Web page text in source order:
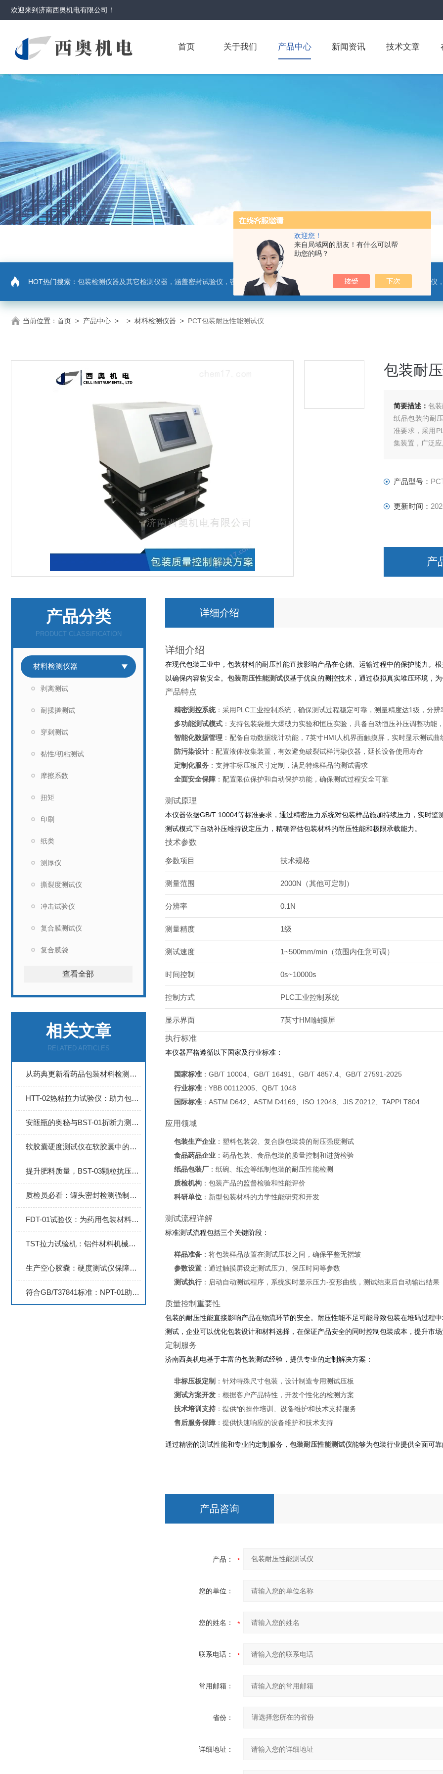
欢迎您！
来自局域网的朋友！有什么可以帮
助您的吗？
欢迎来到济南西奥机电有限公司 ！
首页 关于我们 产品中心 新闻资讯 技术文章
HOT热门搜索： 包装检测仪器及其它检测仪器，涵盖密封试验仪，密封与泄漏强度测试仪，拉力机，抗压机，热封试验仪，摩擦系数仪，剥离力测试仪，医药包装检测仪，冲击试验仪，安瓿瓶折断力测试仪，垂直度偏差测试仪，扭矩仪，手提袋疲劳度
当前位置： 首页 > 产品中心 > > 材料检测仪器 > PCT包装耐压性能测试仪
包装耐
简要描述：包
纸品包装的耐
准要求，采用
集装置，广泛
产品型号：
更新时间：
产
产品分类
PRODUCT CLASSIFICATION
材料检测仪器
剥离测试
耐揉搓测试
穿刺测试
黏性/初粘测试
摩擦系数
扭矩
印刷
纸类
测厚仪
撕裂度测试仪
冲击试验仪
复合膜测试仪
复合膜袋
查看全部
相关文章
RELATED ARTICLES
从药典更新看药品包装材料检测仪器的升级路径
HTT-02热粘拉力试验仪：助力包装行业效率升级
安瓿瓶的奥秘与BST-01折断力测试仪
软胶囊硬度测试仪在软胶囊中的应用：优缺点分析
提升肥料质量，BST-03颗粒抗压测试设备助力农业可持续发展
质检员必看：罐头密封检测强制新规如何应对？
FDT-01试验仪：为药用包装材料提供全面的耐冲击性测试方案
TST拉力试验机：铝件材料机械性能测试的工具
生产空心胶囊：硬度测试仪保障质量
符合GB/T37841标准：NPT-01助力药包材穿刺力精准测试
详细介绍
详细介绍
在现代包装工业中，包装材料的耐压性能直接影响产品在仓储、运输过程中的保护能力。
以确保内容物安全。 包装耐压性能测试仪基于优良的测控技术，通过模拟真实堆压环境，
产品特点
精密测控系统：采用PLC工业控制系统，确保测试过程稳定可靠，测量精度达1级，分
多功能测试模式 ：支持包装袋最大爆破力实验和恒压实验，具备自动恒压补压调整功能
智能化数据管理 ：配备自动数据统计功能，7英寸HMI人机界面触摸屏，实时显示测试曲
防污染设计 ：配置液体收集装置，有效避免破裂试样污染仪器，延长设备使用寿命
定制化服务 ：支持非标压板尺寸定制，满足特殊样品的测试需求
全面安全保障 ：配置限位保护和自动保护功能，确保测试过程安全可靠
测试原理
本仪器依据GB/T 10004等标准要求，通过精密压力系统对包装样品施加持续压力，实时
测试模式下自动补压维持设定压力，精确评估包装材料的耐压性能和极限承载能力。
技术参数
参数项目 技术规格
测量范围 2000N（其他可定制）
分辨率 0.1N
测量精度 1级
测试速度 1~500mm/min（范围内任意可调）
时间控制 0s~10000s
控制方式 PLC工业控制系统
显示界面 7英寸HMI触摸屏
执行标准
本仪器严格遵循以下国家及行业标准：
国家标准 ：GB/T 10004、GB/T 16491、GB/T 4857.4、GB/T 27591-2025
行业标准 ：YBB 00112005、QB/T 1048
国际标准 ：ASTM D642、ASTM D4169、ISO 12048、JIS Z0212、TAPPI T804
应用领域
包装生产企业 ：塑料包装袋、复合膜包装袋的耐压强度测试
食品药品企业 ：药品包装、食品包装的质量控制和进货检验
纸品包装厂 ：纸碗、纸盒等纸制包装的耐压性能检测
质检机构 ：包装产品的监督检验和性能评价
科研单位 ：新型包装材料的力学性能研究和开发
测试流程详解
标准测试流程包括三个关键阶段：
样品准备 ：将包装样品放置在测试压板之间，确保平整无褶皱
参数设置 ：通过触摸屏设定测试压力、保压时间等参数
测试执行 ：启动自动测试程序，系统实时显示压力-变形曲线，测试结束后自动输出结果
质量控制重要性
包装的耐压性能直接影响产品在物流环节的安全。耐压性能不足可能导致包装在堆码过程
测试，企业可以优化包装设计和材料选择，在保证产品安全的同时控制包装成本，提升市
定制服务
济南西奥机电基于丰富的包装测试经验，提供专业的定制解决方案：
非标压板定制 ：针对特殊尺寸包装，设计制造专用测试压板
测试方案开发 ：根据客户产品特性，开发个性化的检测方案
技术培训支持 ：提供*的操作培训、设备维护和技术支持服务
售后服务保障 ：提供快速响应的设备维护和技术支持
通过精密的测试性能和专业的定制服务， 包装耐压性能测试仪能够为包装行业提供全面可
产品咨询
产品：
您的单位：
您的姓名：
联系电话：
常用邮箱：
省份：
详细地址：